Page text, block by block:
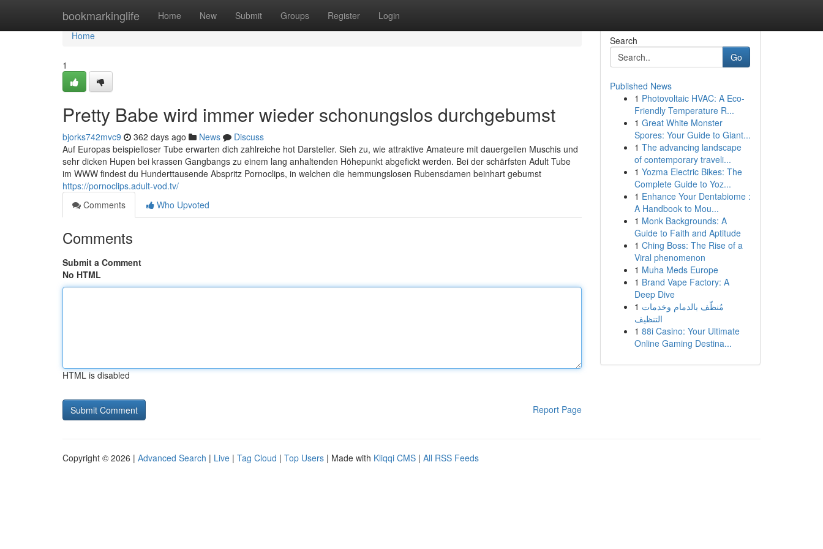
bookmarkinglife Home New Submit Groups Register Login
Home
Home
1
Pretty Babe wird immer wieder schonungslos durchgebumst
bjorks742mvc9 362 days ago News
Discuss
Auf Europas beispielloser Tube erwarten dich zahlreiche hot Darsteller. Sieh zu, wie attraktive Amateure mit dauergeilen Muschis und
sehr dicken Hupen bei krassen Gangbangs zu einem lang anhaltenden Höhepunkt abgefickt werden. Bei der schärfsten Adult Tube
im WWW findest du Hunderttausende Abspritz Pornoclips, in welchen die hemmungslosen Rubensdamen beinhart gebumst
https://pornoclips.adult-vod.tv/
Comments
Who Upvoted
Comments
Submit a Comment
No HTML
HTML is disabled
Report Page
Search
Go
Published News
1 Photovoltaic HVAC: A Eco-
Friendly Temperature R...
1 Great White Monster
Spores: Your Guide to Giant...
1 The advancing landscape
of contemporary traveli...
1 Yozma Electric Bikes: The
Complete Guide to Yoz...
1 Enhance Your Dentabiome :
A Handbook to Mou...
1 Monk Backgrounds: A
Guide to Faith and Aptitude
1 Ching Boss: The Rise of a
Viral phenomenon
1 Muha Meds Europe
1 Brand Vape Factory: A
Deep Dive
1 مُنظّف بالدمام وخدمات
التنظيف
1 88i Casino: Your Ultimate
Online Gaming Destina...
Copyright © 2026 | Advanced Search | Live | Tag Cloud | Top Users | Made with Kliqqi CMS | All RSS Feeds